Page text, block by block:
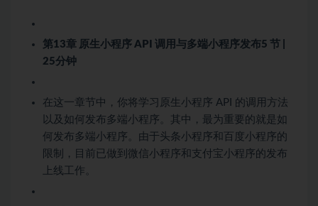
第13章 原生小程序 API 调用与多端小程序发布5 节 |
25分钟
在这一章节中，你将学习原生小程序 API 的调用方法
以及如何发布多端小程序。其中，最为重要的就是如
何发布多端小程序。由于头条小程序和百度小程序的
限制，目前已做到微信小程序和支付宝小程序的发布
上线工作。